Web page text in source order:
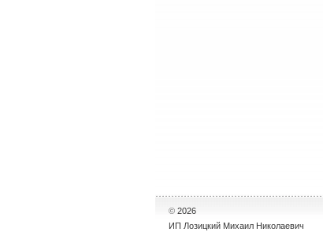
© 2026
ИП Лозицкий Михаил Николаевич